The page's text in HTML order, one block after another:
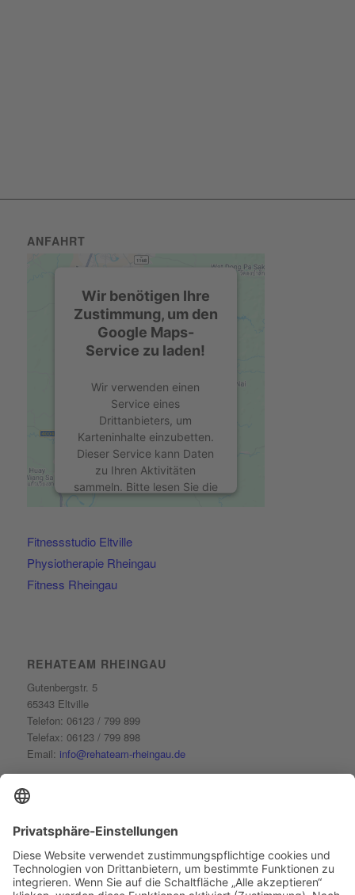
ANFAHRT
Wir benötigen Ihre
Zustimmung, um den
Google Maps-
Service zu laden!
Wir verwenden einen
Service eines
Drittanbieters, um
Karteninhalte einzubetten.
Dieser Service kann Daten
zu Ihren Aktivitäten
sammeln. Bitte lesen Sie die
Service zu, um diese Karte
Mehr Informationen
powered byUsercentrics
Platform
Fitnessstudio Eltville
Physiotherapie Rheingau
Fitness Rheingau
REHATEAM RHEINGAU
Gutenbergstr. 5
65343 Eltville
Telefon: 06123 / 799 899
Telefax: 06123 / 799 898
Email: info@rehateam-rheingau.de
Montag bis Donnerstag
Freitag
7:00 - 15:00 Uhr